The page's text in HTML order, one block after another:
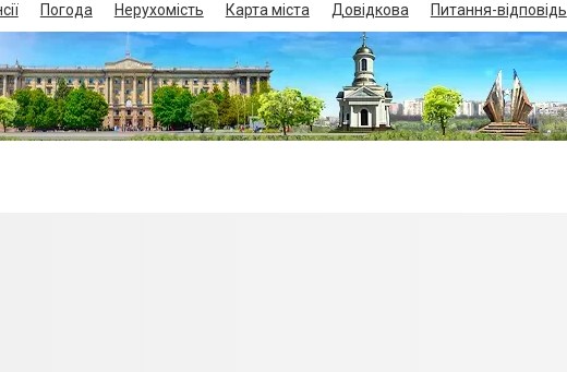
Погода Нерухомість Карта міста Довідкова Питання-відповідь